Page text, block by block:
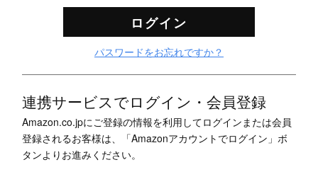
ログイン
パスワードをお忘れですか？
連携サービスでログイン・会員登録
Amazon.co.jpにご登録の情報を利用してログインまたは会員
登録されるお客様は、「Amazonアカウントでログイン」ボ
タンよりお進みください。